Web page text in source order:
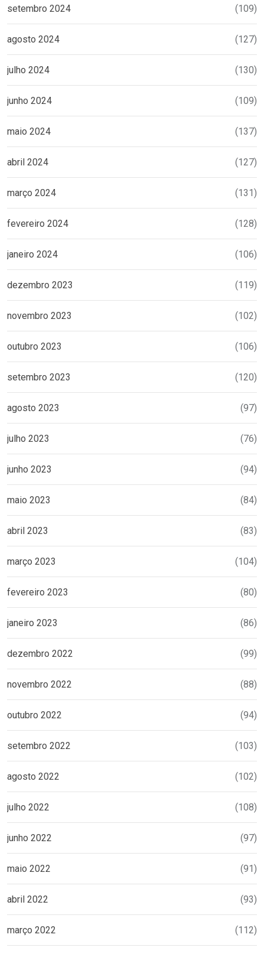
setembro 2024 (109)
agosto 2024 (127)
julho 2024 (130)
junho 2024 (109)
maio 2024 (137)
abril 2024 (127)
março 2024 (131)
fevereiro 2024 (128)
janeiro 2024 (106)
dezembro 2023 (119)
novembro 2023 (102)
outubro 2023 (106)
setembro 2023 (120)
agosto 2023 (97)
julho 2023 (76)
junho 2023 (94)
maio 2023 (84)
abril 2023 (83)
março 2023 (104)
fevereiro 2023 (80)
janeiro 2023 (86)
dezembro 2022 (99)
novembro 2022 (88)
outubro 2022 (94)
setembro 2022 (103)
agosto 2022 (102)
julho 2022 (108)
junho 2022 (97)
maio 2022 (91)
abril 2022 (93)
março 2022 (112)